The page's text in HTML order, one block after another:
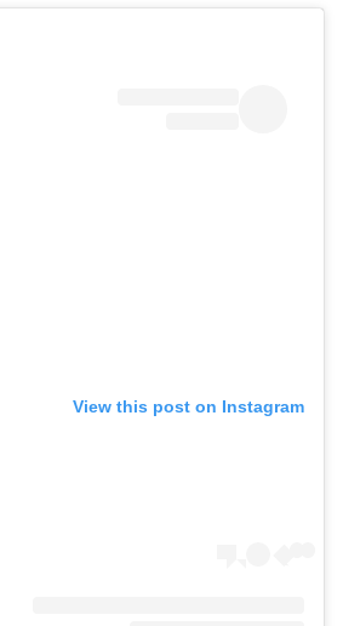
View this post on Instagram